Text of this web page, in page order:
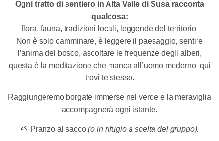
Ogni tratto di sentiero in Alta Valle di Susa racconta
qualcosa:
flora, fauna, tradizioni locali, leggende del territorio.
Non è solo camminare, è leggere il paesaggio, sentire
l’anima del bosco, ascoltare le frequenze degli alberi,
questa è la meditazione che manca all’uomo moderno; qui
trovi te stesso.
Raggiungeremo borgate immerse nel verde e la meraviglia
accompagnerà ogni istante.
🌱 Pranzo al sacco (o in rifugio a scelta del gruppo).